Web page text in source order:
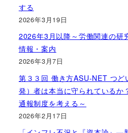
する
2026年3月19日
2026年3月以降～労働関連の研
情報・案内
2026年3月7日
第３３回 働き方ASU-NET つ
発）者は本当に守られている
通報制度を考える～
2026年2月17日